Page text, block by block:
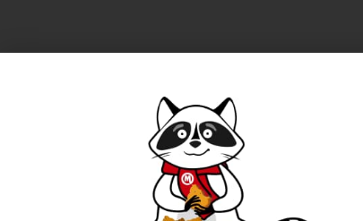
Zahlungsarten